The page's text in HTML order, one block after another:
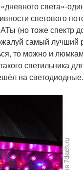
света»-
светового
(но тоже спектр
самый лучший
то можно и
светильника
на светодиодные.